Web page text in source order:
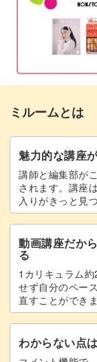
ミルームとは
魅力的な講座
講師と編集部が
されます。講座
入りがきっと見
動画講座だか
る
1カリキュラム
せず自分のペー
直すことができま
わからない点